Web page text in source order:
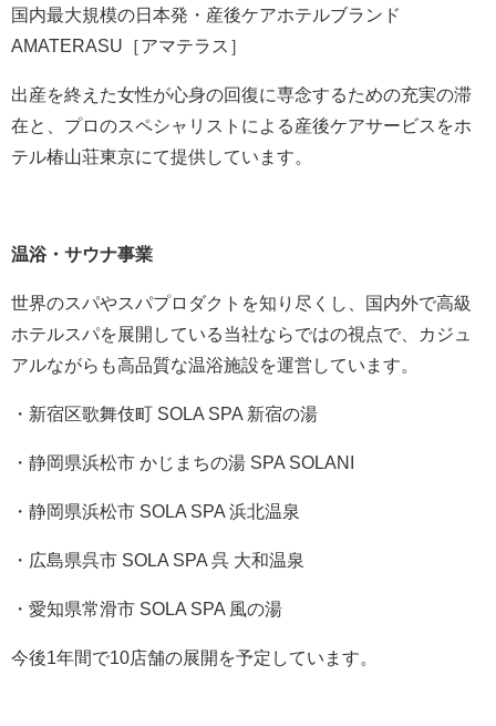
国内最大規模の日本発・産後ケアホテルブランド
AMATERASU［アマテラス］
出産を終えた女性が心身の回復に専念するための充実の滞
在と、プロのスペシャリストによる産後ケアサービスをホ
テル椿山荘東京にて提供しています。
温浴・サウナ事業
世界のスパやスパプロダクトを知り尽くし、国内外で高級
ホテルスパを展開している当社ならではの視点で、カジュ
アルながらも高品質な温浴施設を運営しています。
・新宿区歌舞伎町 SOLA SPA 新宿の湯
・静岡県浜松市 かじまちの湯 SPA SOLANI
・静岡県浜松市 SOLA SPA 浜北温泉
・広島県呉市 SOLA SPA 呉 大和温泉
・愛知県常滑市 SOLA SPA 風の湯
今後1年間で10店舗の展開を予定しています。